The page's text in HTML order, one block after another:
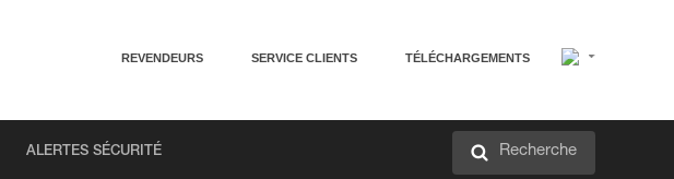
REVENDEURS SERVICE CLIENTS TÉLÉCHARGEMENTS
ALERTES SÉCURITÉ Recherche